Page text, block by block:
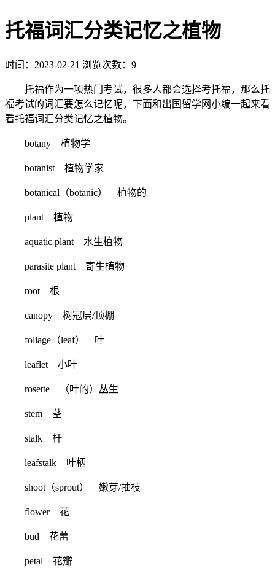
托福词汇分类记忆之植物
时间：2023-02-21 浏览次数：9
托福作为一项热门考试，很多人都会选择考托福，那么托
福考试的词汇要怎么记忆呢，下面和出国留学网小编一起来看
看托福词汇分类记忆之植物。
botany 植物学
botanist 植物学家
botanical（botanic） 植物的
plant 植物
aquatic plant 水生植物
parasite plant 寄生植物
root 根
canopy 树冠层/顶棚
foliage（leaf） 叶
leaflet 小叶
rosette （叶的）丛生
stem 茎
stalk 杆
leafstalk 叶柄
shoot（sprout） 嫩芽/抽枝
flower 花
bud 花蕾
petal 花瓣